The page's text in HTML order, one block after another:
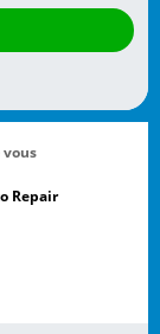
vous
Repair